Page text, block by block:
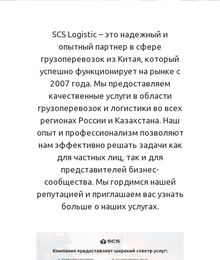
SCS Logistic – это надежный и
опытный партнер в сфере
грузоперевозок из Китая, который
успешно функционирует на рынке с
2007 года. Мы предоставляем
качественные услуги в области
грузоперевозок и логистики во всех
регионах России и Казахстана. Наш
опыт и профессионализм позволяют
нам эффективно решать задачи как
для частных лиц, так и для
представителей бизнес-
сообщества. Мы гордимся нашей
репутацией и приглашаем вас узнать
больше о наших услугах.